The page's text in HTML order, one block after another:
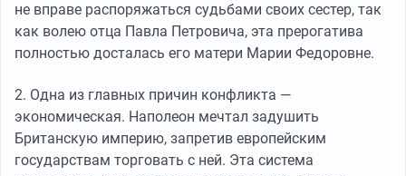
не вправе распоряжаться судьбами своих сестер, так
как волею отца Павла Петровича, эта прерогатива
полностью досталась его матери Марии Федоровне.
2. Одна из главных причин конфликта —
экономическая. Наполеон мечтал задушить
Британскую империю, запретив европейским
государствам торговать с ней. Эта система